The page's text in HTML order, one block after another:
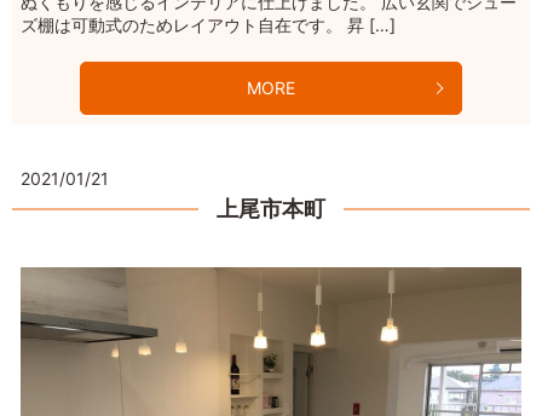
ズ棚は可動式のためレイアウト自在です。 昇 […]
MORE
2021/01/21
上尾市本町